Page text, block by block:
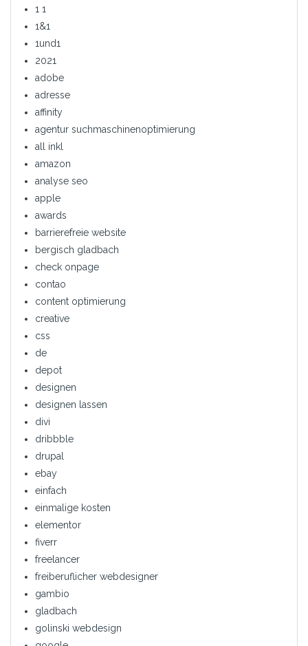
1 1
1&1
1und1
2021
adobe
adresse
affinity
agentur suchmaschinenoptimierung
all inkl
amazon
analyse seo
apple
awards
barrierefreie website
bergisch gladbach
check onpage
contao
content optimierung
creative
css
de
depot
designen
designen lassen
divi
dribbble
drupal
ebay
einfach
einmalige kosten
elementor
fiverr
freelancer
freiberuflicher webdesigner
gambio
gladbach
golinski webdesign